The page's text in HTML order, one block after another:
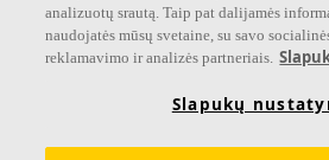
Nuorodos
Informacija apie Akustiką
analizuotų srautą. Taip pat dalijamės
naudojatės mūsų svetaine, su savo
reklamavimo ir analizės partneriais.
Slapukų